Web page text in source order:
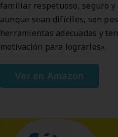
familiar respetuoso, seguro y
aunque sean difíciles, son
herramientas adecuadas y
motivación para lograrlos».
Ver en Amazon